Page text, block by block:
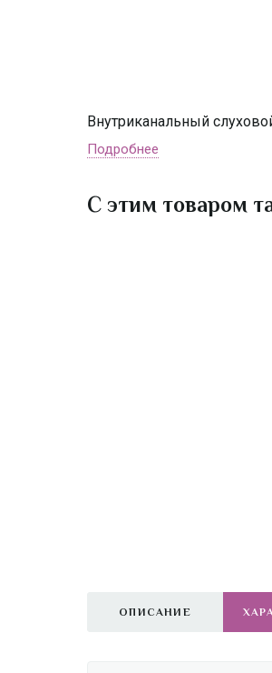
Внутриканальный
Подробнее
С этим товаром
ОПИСАНИЕ